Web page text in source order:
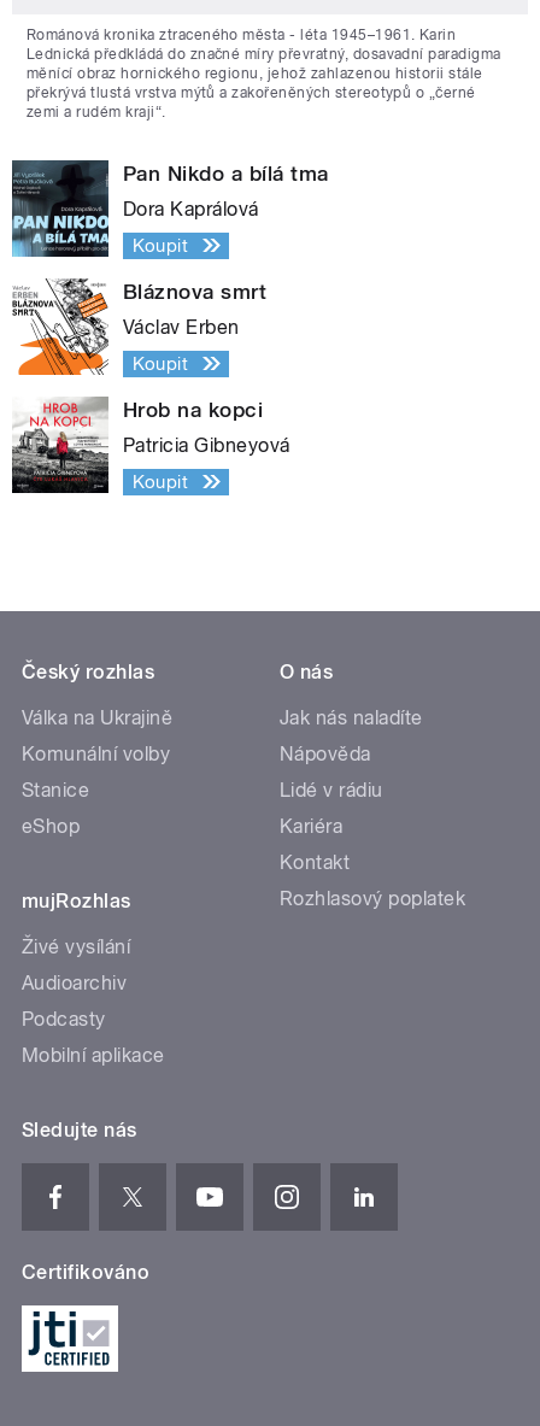
Románová kronika ztraceného města - léta 1945–1961. Karin
Lednická předkládá do značné míry převratný, dosavadní paradigma
měnící obraz hornického regionu, jehož zahlazenou historii stále
překrývá tlustá vrstva mýtů a zakořeněných stereotypů o „černé
zemi a rudém kraji“.
Pan Nikdo a bílá tma
Dora Kaprálová
Koupit
Bláznova smrt
Václav Erben
Koupit
Hrob na kopci
Patricia Gibneyová
Koupit
Český rozhlas
Válka na Ukrajině
Komunální volby
Stanice
eShop
mujRozhlas
Živé vysílání
Audioarchiv
Podcasty
Mobilní aplikace
O nás
Jak nás naladíte
Nápověda
Lidé v rádiu
Kariéra
Kontakt
Rozhlasový poplatek
Sledujte nás
Certifikováno